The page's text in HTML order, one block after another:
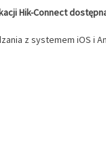
Hik-Connect
z systemem iOS i